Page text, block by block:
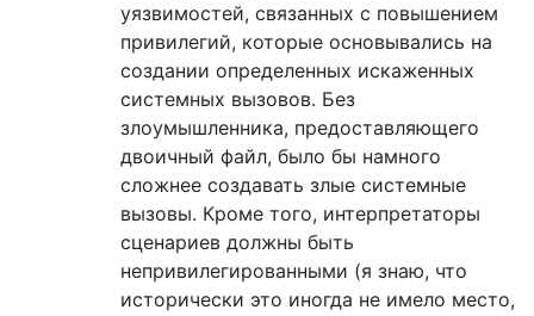
уязвимостей, связанных с повышением
привилегий, которые основывались на
создании определенных искаженных
системных вызовов. Без
злоумышленника, предоставляющего
двоичный файл, было бы намного
сложнее создавать злые системные
вызовы. Кроме того, интерпретаторы
сценариев должны быть
непривилегированными (я знаю, что
исторически это иногда не имело место,